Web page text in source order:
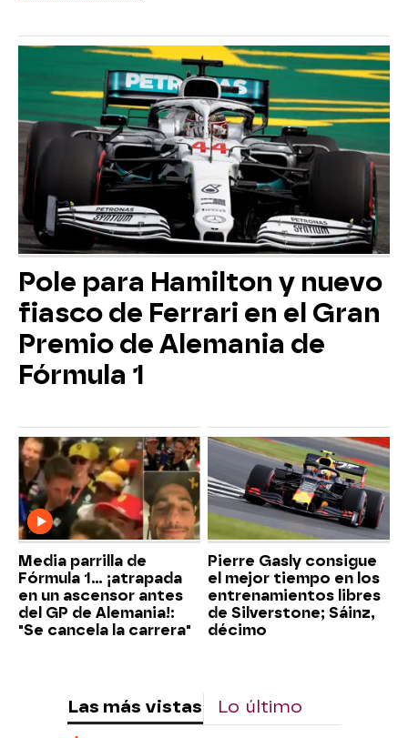
Pole para Hamilton y nuevo
fiasco de Ferrari en el Gran
Premio de Alemania de
Fórmula 1
Media parrilla de
Fórmula 1... ¡atrapada
en un ascensor antes
del GP de Alemania!:
"Se cancela la carrera"
Pierre Gasly consigue
el mejor tiempo en los
entrenamientos libres
de Silverstone; Sáinz,
décimo
Las más vistas Lo último